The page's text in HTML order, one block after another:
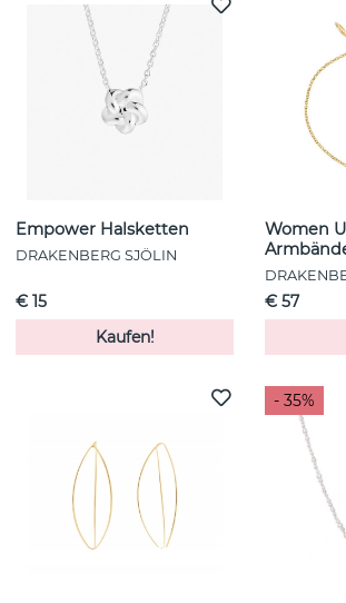
Empower Halsketten
DRAKENBERG SJÖLIN
€ 15
Kaufen!
Women
€ 57
- 35%